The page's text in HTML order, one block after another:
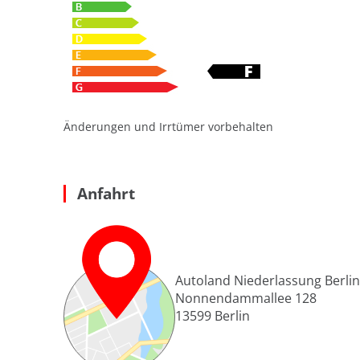
Änderungen und Irrtümer vorbehalten
Anfahrt
Autoland Niederlassung
Nonnendammallee 128
13599 Berlin